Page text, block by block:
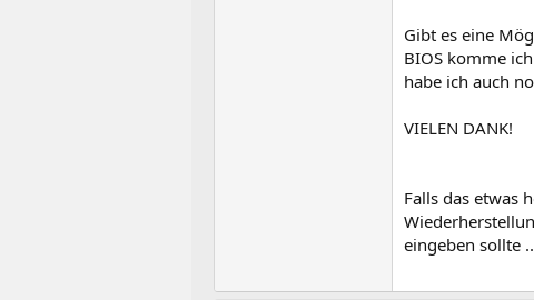
Gibt es eine
BIOS komme
habe ich auch
VIELEN DANK!
Falls das etwas
eingeben sollte